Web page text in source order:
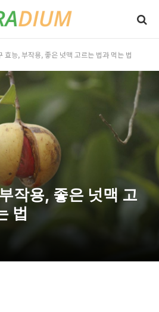
효능, 부작용, 좋은 넛맥 고르는 법과 먹는 법
작용, 좋은 넛맥 고
법